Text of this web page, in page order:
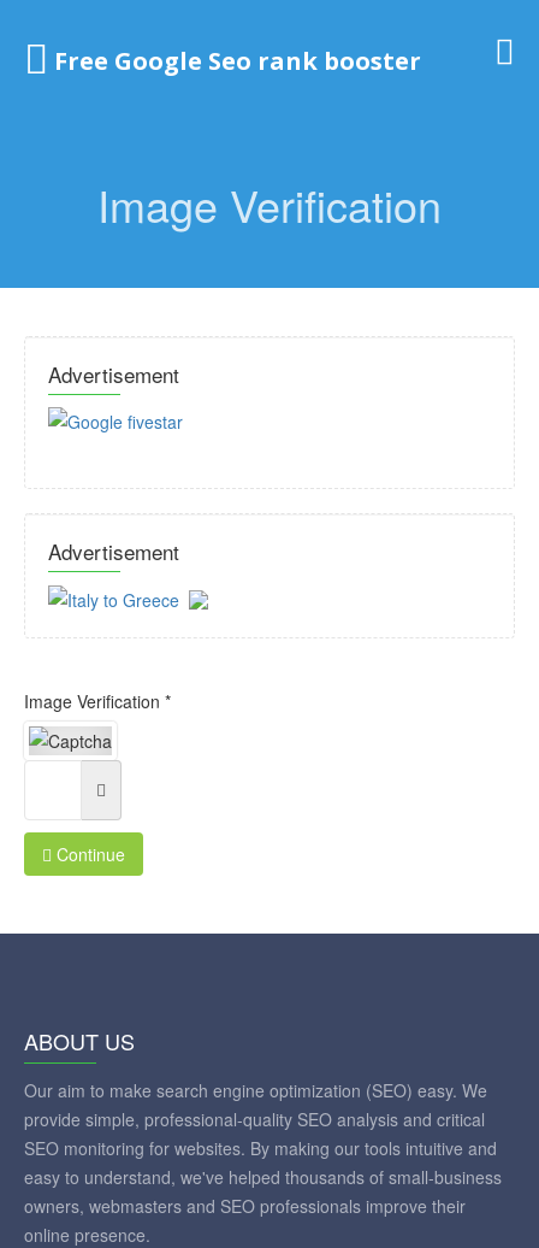
Free Google Seo rank booster
Image Verification
Advertisement
Advertisement
Image Verification *
Continue
ABOUT US
Our aim to make search engine optimization (SEO) easy. We
provide simple, professional-quality SEO analysis and critical
SEO monitoring for websites. By making our tools intuitive and
easy to understand, we've helped thousands of small-business
owners, webmasters and SEO professionals improve their
online presence.